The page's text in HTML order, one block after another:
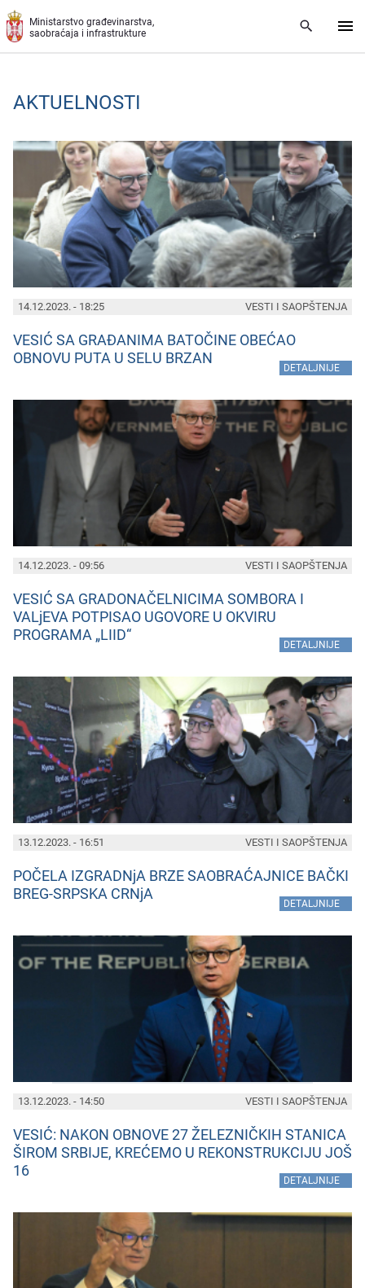
Preskoči na glavni deo sadržaja
Ministarstvo građevinarstva,
saobraćaja i infrastrukture
AKTUELNOSTI
14.12.2023. - 18:25
VESIĆ SA GRAĐANIMA BATOČINE OBEĆAO
OBNOVU PUTA U SELU BRZAN
DETALJNIJE
VESTI I SAOPŠTENJA
14.12.2023. - 09:56
VESIĆ SA GRADONAČELNICIMA SOMBORA I
VALjEVA POTPISAO UGOVORE U OKVIRU
PROGRAMA „LIID“
DETALJNIJE
VESTI I SAOPŠTENJA
13.12.2023. - 16:51
POČELA IZGRADNjA BRZE SAOBRAĆAJNICE BAČKI
BREG-SRPSKA CRNjA
DETALJNIJE
VESTI I SAOPŠTENJA
13.12.2023. - 14:50
VESIĆ: NAKON OBNOVE 27 ŽELEZNIČKIH STANICA
ŠIROM SRBIJE, KREĆEMO U REKONSTRUKCIJU JOŠ
16
DETALJNIJE
VESTI I SAOPŠTENJA
PAGES